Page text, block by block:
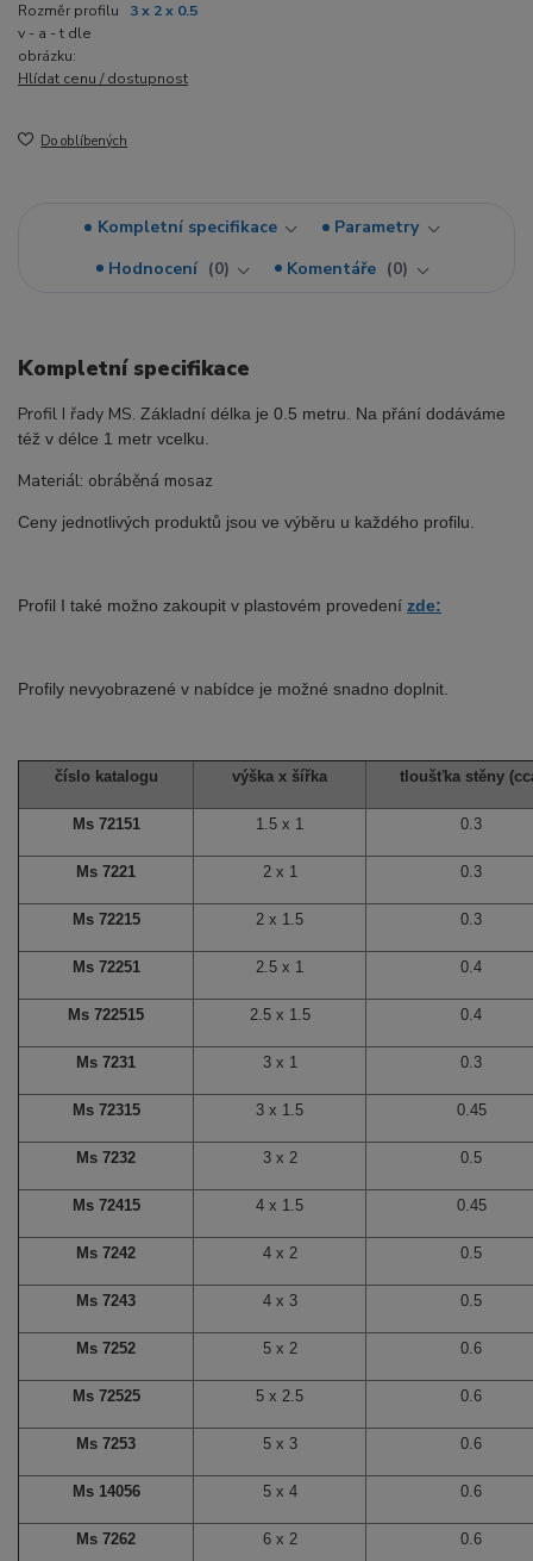
Rozměr profilu
v - a - t dle
obrázku:
3 x 2 x 0.5
Hlídat cenu / dostupnost
Do oblíbených
Kompletní specifikace
Parametry
Hodnocení
0 Komentáře 0
Kompletní specifikace
Profil I řady MS. Základní délka je 0.5 metru. Na přání dodáváme
též v délce 1 metr vcelku.
Materiál: obráběná mosaz
Ceny jednotlivých produktů jsou ve výběru u každého profilu.
Profil I také možno zakoupit v plastovém provedení zde:
Profily nevyobrazené v nabídce je možné snadno doplnit.
číslo katalogu výška x šířka tloušťka stěny
Ms 72151 1.5 x 1 0.3
Ms 7221 2 x 1 0.3
Ms 72215 2 x 1.5 0.3
Ms 72251 2.5 x 1 0.4
Ms 722515 2.5 x 1.5 0.4
Ms 7231 3 x 1 0.3
Ms 72315 3 x 1.5 0.45
Ms 7232 3 x 2 0.5
Ms 72415 4 x 1.5 0.45
Ms 7242 4 x 2 0.5
Ms 7243 4 x 3 0.5
Ms 7252 5 x 2 0.6
Ms 72525 5 x 2.5 0.6
Ms 7253 5 x 3 0.6
Ms 14056 5 x 4 0.6
Ms 7262 6 x 2 0.6